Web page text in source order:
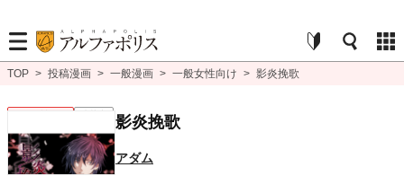
TOP > 投稿漫画 > 一般漫画 > 一般女性向け > 影炎挽歌
影炎挽歌
アダム